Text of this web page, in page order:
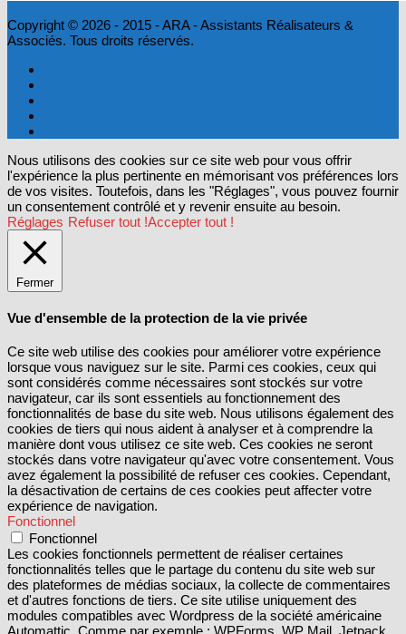
Copyright © 2026 - 2015 - ARA - Assistants Réalisateurs &
Associés. Tous droits réservés.
Nous utilisons des cookies sur ce site web pour vous offrir
l'expérience la plus pertinente en mémorisant vos préférences lors
de vos visites. Toutefois, dans les "Réglages", vous pouvez fournir
un consentement contrôlé et y revenir ensuite au besoin.
Réglages Refuser tout !Accepter tout !
Fermer
Vue d'ensemble de la protection de la vie privée
Ce site web utilise des cookies pour améliorer votre expérience
lorsque vous naviguez sur le site. Parmi ces cookies, ceux qui
sont considérés comme nécessaires sont stockés sur votre
navigateur, car ils sont essentiels au fonctionnement des
fonctionnalités de base du site web. Nous utilisons également des
cookies de tiers qui nous aident à analyser et à comprendre la
manière dont vous utilisez ce site web. Ces cookies ne seront
stockés dans votre navigateur qu'avec votre consentement. Vous
avez également la possibilité de refuser ces cookies. Cependant,
la désactivation de certains de ces cookies peut affecter votre
expérience de navigation.
Fonctionnel
Fonctionnel
Les cookies fonctionnels permettent de réaliser certaines
fonctionnalités telles que le partage du contenu du site web sur
des plateformes de médias sociaux, la collecte de commentaires
et d'autres fonctions de tiers. Ce site utilise uniquement des
modules compatibles avec Wordpress de la société américaine